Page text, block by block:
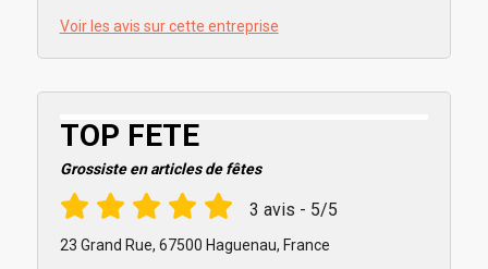
Voir les avis sur cette entreprise
TOP FETE
Grossiste en articles de fêtes
3 avis - 5/5
23 Grand Rue, 67500 Haguenau, France